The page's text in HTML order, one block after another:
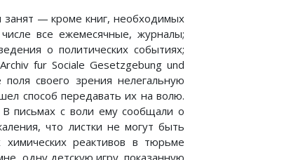
занят — кроме книг, необходимых
все ежемесячные, журналы;
о политических событиях;
fur Sociale Gesetzgebung und
своего зрения нелегальную
способ передавать их на волю.
письмах с воли ему сообщали о
что листки не могут быть
реактивов в тюрьме